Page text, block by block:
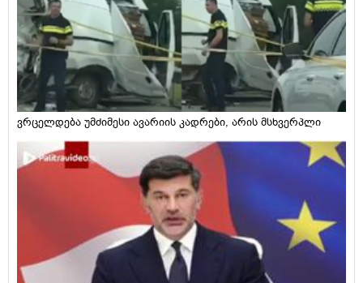
ვრცელდება უმძიმესი ავარიის კადრები, არის მსხვერპლი